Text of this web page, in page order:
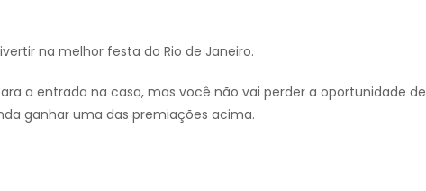
na melhor festa do Rio de Janeiro.
a entrada na casa, mas você não vai perder a oportunidade de
ganhar uma das premiações acima.